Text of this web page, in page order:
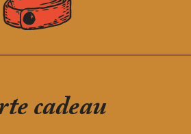
cadeau